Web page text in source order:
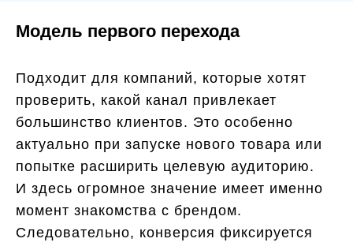
Модель первого перехода
Подходит для компаний, которые хотят
проверить, какой канал привлекает
большинство клиентов. Это особенно
актуально при запуске нового товара или
попытке расширить целевую аудиторию.
И здесь огромное значение имеет именно
момент знакомства с брендом.
Следовательно, конверсия фиксируется